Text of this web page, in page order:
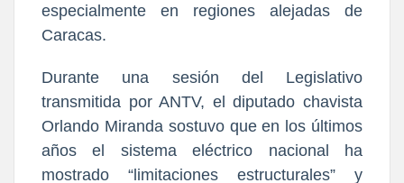
especialmente en regiones alejadas de
Caracas.
Durante una sesión del Legislativo
transmitida por ANTV, el diputado chavista
Orlando Miranda sostuvo que en los últimos
años el sistema eléctrico nacional ha
mostrado “limitaciones estructurales” y